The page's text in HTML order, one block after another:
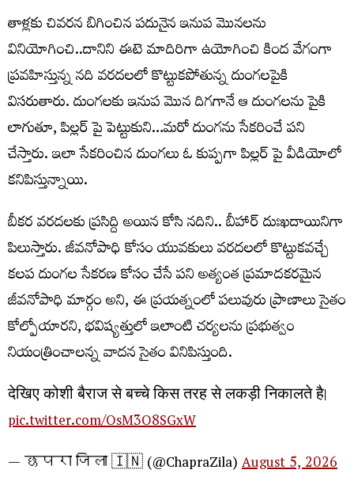
తాళ్లకు చివరన బిగించిన పదునైన ఇనుప మొనలను
వినియోగించి..దానిని ఈటె మాదిరిగా ఉయోగించి కింద వేగంగా
ప్రవహిస్తున్న నది వరదలలో కొట్టుకపోతున్న దుంగలపైకి
విసరుతారు. దుంగలకు ఇనుప మొన దిగగానే ఆ దుంగలను పైకి
లాగుతూ, పిల్లర్ పై పెట్టుకుని…మరో దుంగను సేకరించే పని
చేస్తారు. ఇలా సేకరించిన దుంగలు ఓ కుప్పగా పిల్లర్ పై వీడియోలో
కనిపిస్తున్నాయి.
బీకర వరదలకు ప్రసిద్ది అయిన కోసి నదిని.. బీహార్ దుఃఖదాయినిగా
పిలుస్తారు. జీవనోపాధి కోసం యువకులు వరదలలో కొట్టుకవచ్చే
కలప దుంగల సేకరణ కోసం చేసే పని అత్యంత ప్రమాదకరమైన
జీవనోపాధి మార్గం అని, ఈ ప్రయత్నంలో పలువురు ప్రాణాలు సైతం
కోల్పోయారని, భవిష్యత్తులో ఇలాంటి చర్యలను ప్రభుత్వం
నియంత్రించాలన్న వాదన సైతం వినిపిస్తుంది.
देखिए कोशी बैराज से बच्चे किस तरह से लकड़ी निकालते है।
pic.twitter.com/OsM3O8SGxW
— छपरा जिला 🇮🇳 (@ChapraZila)August 5, 2026